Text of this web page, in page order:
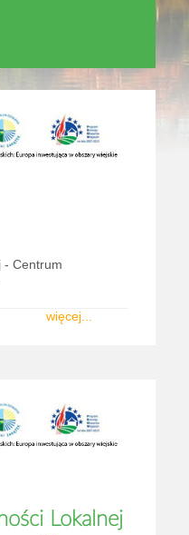
- Centrum
więcej...
Lokalnej